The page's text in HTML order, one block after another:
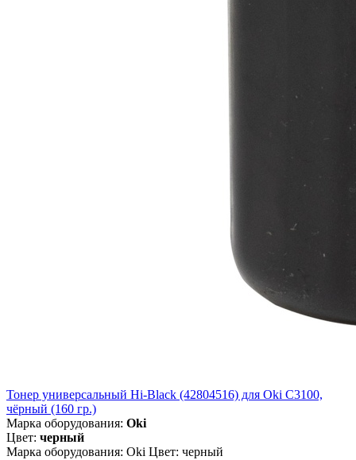
Тонер универсальный Hi-Black (42804516) для Oki С3100,
чёрный (160 гр.)
Марка оборудования: Oki
Цвет: черный
Марка оборудования: Oki Цвет: черный